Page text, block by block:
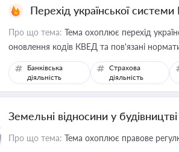
Перехід української
Про що тема: Тема охоплює перехід
оновлення кодів КВЕД та пов'язані
Банківська
діяльність
Страхова
діяльність
Земельні відносини у будівництві
Про що тема: Тема охоплює правове